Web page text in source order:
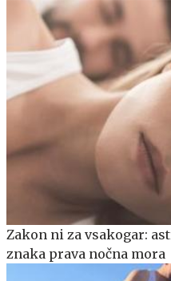
Zakon ni za vsakogar:
znaka prava nočna mora